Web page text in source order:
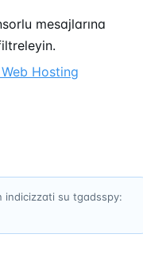
mesajlarına
Hosting
indicizzati su tgadsspy: